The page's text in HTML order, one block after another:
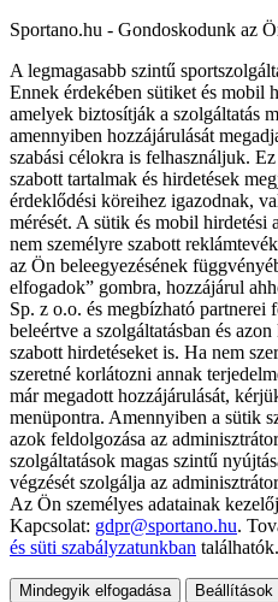
Sportano.hu - Gondoskodunk az
A legmagasabb szintű
Ennek érdekében sütiket és mobil
amelyek biztosítják a szolgáltatás
amennyiben hozzájárulását
szabási célokra is felhasználjuk.
szabott tartalmak és hirdetések
érdeklődési köreihez igazodnak,
mérését. A sütik és mobil hirdetési
nem személyre szabott
az Ön beleegyezésének
elfogadok” gombra, hozzájárul
Sp. z o.o. és megbízható partnerei
beleértve a szolgáltatásban és
szabott hirdetéseket is. Ha nem
szeretné korlátozni annak
már megadott hozzájárulását,
menüpontra. Amennyiben a sütik
azok feldolgozása az
szolgáltatások magas szintű
végzését szolgálja az
Az Ön személyes adatainak
Kapcsolat: gdpr@sportano.hu.
és süti szabályzatunkban találhatók.
Mindegyik elfogadása Beállítások